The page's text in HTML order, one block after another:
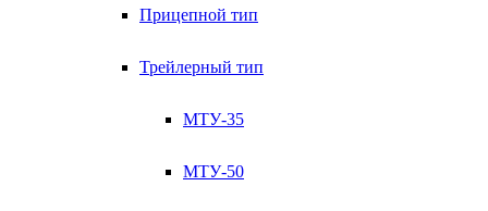
Прицепной тип
Трейлерный тип
МТУ-35
МТУ-50